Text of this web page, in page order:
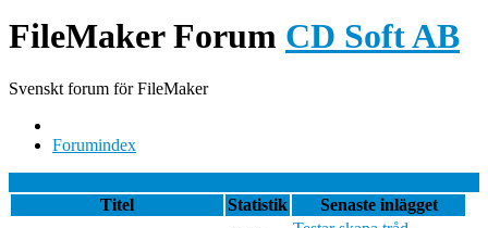
FileMaker Forum CD Soft AB
Svenskt forum för FileMaker
Forumindex
Titel
Statistik Senaste inlägget